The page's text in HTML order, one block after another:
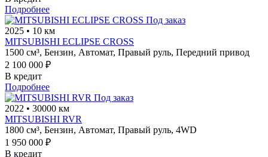
Подробнее
Под заказ
2025 • 10 км
MITSUBISHI ECLIPSE CROSS
1500 см³, Бензин, Автомат, Правый руль, Передний привод
2 100 000 ₽
В кредит
Подробнее
Под заказ
2022 • 30000 км
MITSUBISHI RVR
1800 см³, Бензин, Автомат, Правый руль, 4WD
1 950 000 ₽
В кредит